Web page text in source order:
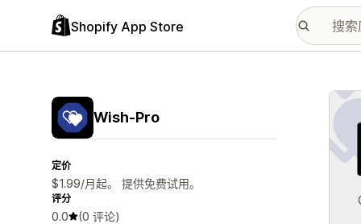
Shopify App Store
Wish‑Pro
定价
$1.99/月起。 提供免费试用。
评分
0.0 (0 评论)
配图